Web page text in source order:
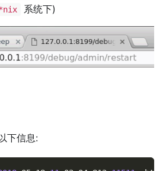
系统下)
下信息: